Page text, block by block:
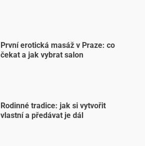
První erotická masáž v Praze: co
čekat a jak vybrat salon
Rodinné tradice: jak si vytvořit
vlastní a předávat je dál